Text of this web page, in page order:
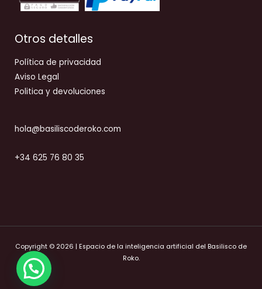
Otros detalles
Política de privacidad
Aviso Legal
Politica y devoluciones
hola@basiliscoderoko.com
+34 625 76 80 35
Copyright © 2026 | Espacio de la inteligencia artificial del Basilisco de
Roko.